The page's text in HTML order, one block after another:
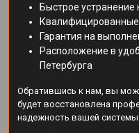
Быстрое устранение
Гарантия на
Расположение в
Петербурга
Обратившись к нам, вы
будет восстановлена
надежность вашей